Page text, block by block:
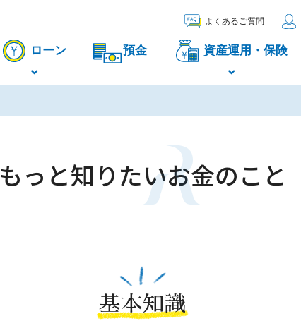
ローン 預金 資産運用・保険
よくあるご質問
もっと知りたいお金のこと
基本知識